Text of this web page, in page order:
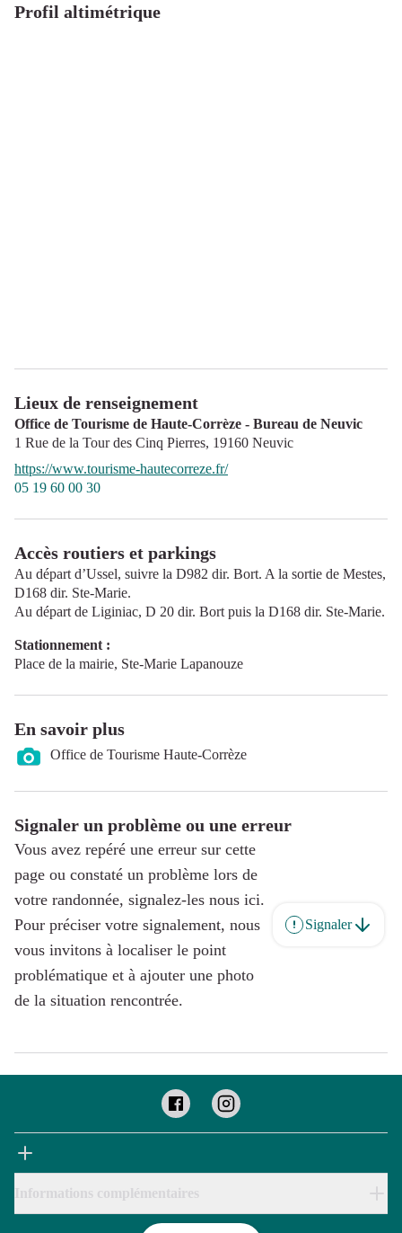
Profil altimétrique
Lieux de renseignement
Office de Tourisme de Haute-Corrèze - Bureau de Neuvic
1 Rue de la Tour des Cinq Pierres, 19160 Neuvic
https://www.tourisme-hautecorreze.fr/
05 19 60 00 30
Accès routiers et parkings
Au départ d’Ussel, suivre la D982 dir. Bort. A la sortie de Mestes,
D168 dir. Ste-Marie.
Au départ de Liginiac, D 20 dir. Bort puis la D168 dir. Ste-Marie.
Stationnement :
Place de la mairie, Ste-Marie Lapanouze
En savoir plus
Office de Tourisme Haute-Corrèze
Signaler un problème ou une erreur
Vous avez repéré une erreur sur cette
page ou constaté un problème lors de
votre randonnée, signalez-les nous ici.
Pour préciser votre signalement, nous
vous invitons à localiser le point
problématique et à ajouter une photo
de la situation rencontrée.
Signaler
Informations complémentaires